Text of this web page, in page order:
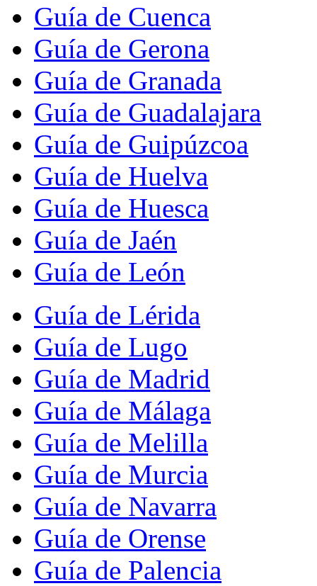
Guía de Cuenca
Guía de Gerona
Guía de Granada
Guía de Guadalajara
Guía de Guipúzcoa
Guía de Huelva
Guía de Huesca
Guía de Jaén
Guía de León
Guía de Lérida
Guía de Lugo
Guía de Madrid
Guía de Málaga
Guía de Melilla
Guía de Murcia
Guía de Navarra
Guía de Orense
Guía de Palencia